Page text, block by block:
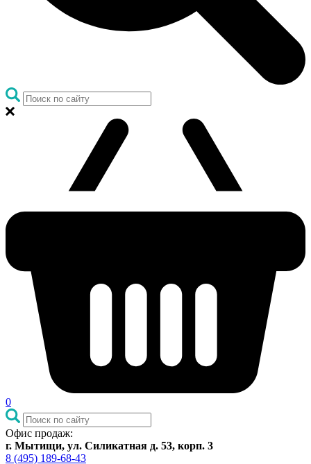
0
Офис продаж:
г. Мытищи, ул. Силикатная д. 53, корп. 3
8 (495) 189-68-43